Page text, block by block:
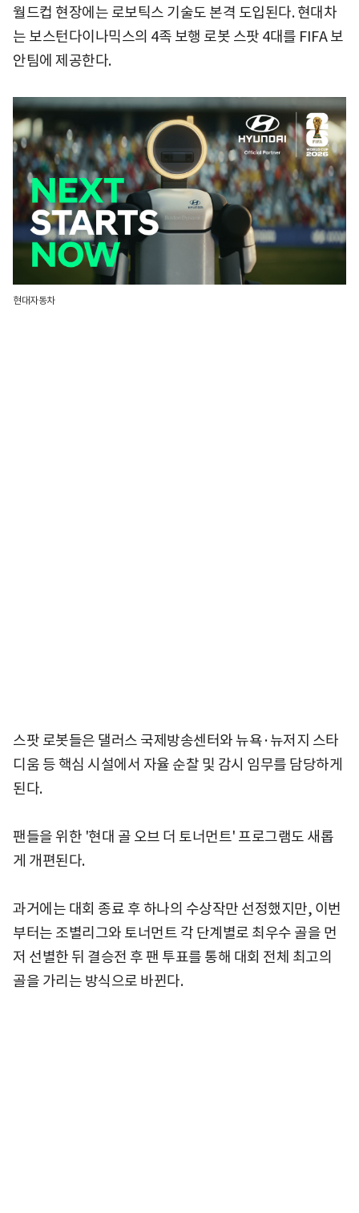
월드컵 현장에는 로보틱스 기술도 본격 도입된다. 현대차
는 보스턴다이나믹스의 4족 보행 로봇 스팟 4대를 FIFA 보
안팀에 제공한다.
현대자동차
스팟 로봇들은 댈러스 국제방송센터와 뉴욕·뉴저지 스타
디움 등 핵심 시설에서 자율 순찰 및 감시 임무를 담당하게
된다.
팬들을 위한 '현대 골 오브 더 토너먼트' 프로그램도 새롭
게 개편된다.
과거에는 대회 종료 후 하나의 수상작만 선정했지만, 이번
부터는 조별리그와 토너먼트 각 단계별로 최우수 골을 먼
저 선별한 뒤 결승전 후 팬 투표를 통해 대회 전체 최고의
골을 가리는 방식으로 바뀐다.